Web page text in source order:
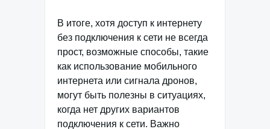
В итоге, хотя доступ к интернету
без подключения к сети не всегда
прост, возможные способы, такие
как использование мобильного
интернета или сигнала дронов,
могут быть полезны в ситуациях,
когда нет других вариантов
подключения к сети. Важно